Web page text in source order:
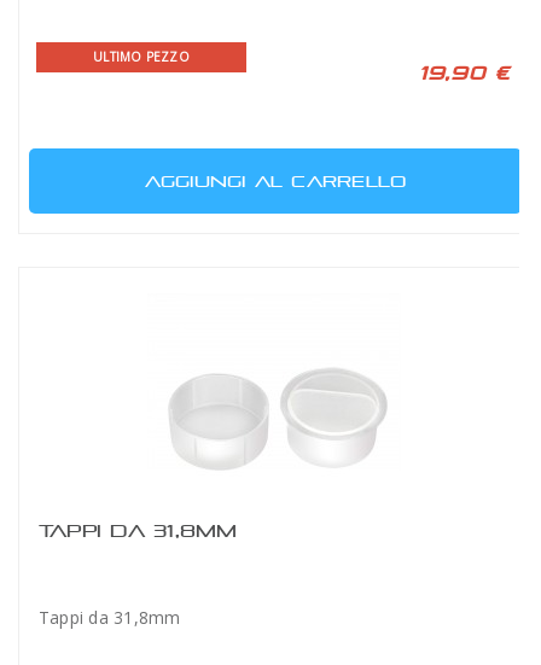
ULTIMO PEZZO
19,90 €
AGGIUNGI AL CARRELLO
TAPPI DA 31,8MM
Tappi da 31,8mm